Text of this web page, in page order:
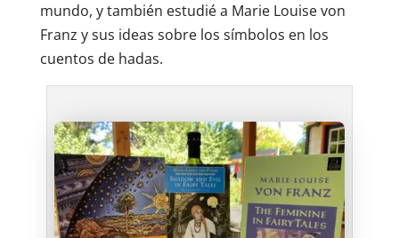
mundo, y también estudié a Marie Louise von
Franz y sus ideas sobre los símbolos en los
cuentos de hadas.